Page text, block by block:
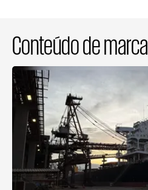
Conteúdo de marca